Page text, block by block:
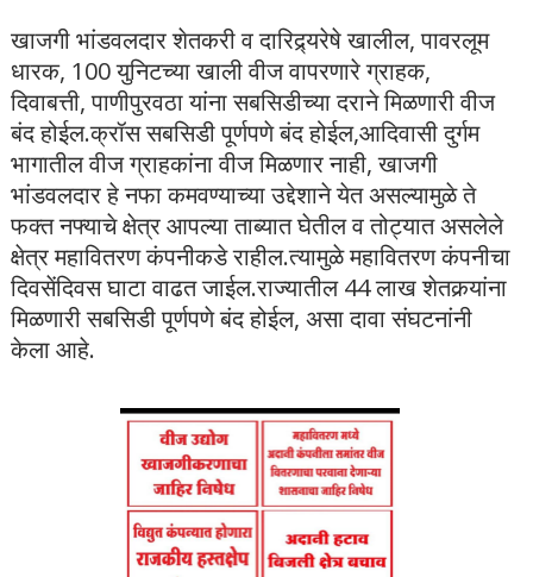
खाजगी भांडवलदार शेतकरी व दारिद्र्यरेषे खालील, पावरलूम
धारक, 100 युनिटच्या खाली वीज वापरणारे ग्राहक,
दिवाबत्ती, पाणीपुरवठा यांना सबसिडीच्या दराने मिळणारी वीज
बंद होईल.क्रॉस सबसिडी पूर्णपणे बंद होईल,आदिवासी दुर्गम
भागातील वीज ग्राहकांना वीज मिळणार नाही, खाजगी
भांडवलदार हे नफा कमवण्याच्या उद्देशाने येत असल्यामुळे ते
फक्त नफ्याचे क्षेत्र आपल्या ताब्यात घेतील व तोट्यात असलेले
क्षेत्र महावितरण कंपनीकडे राहील.त्यामुळे महावितरण कंपनीचा
दिवसेंदिवस घाटा वाढत जाईल.राज्यातील 44 लाख शेतकर्‍यांना
मिळणारी सबसिडी पूर्णपणे बंद होईल, असा दावा संघटनांनी
केला आहे.